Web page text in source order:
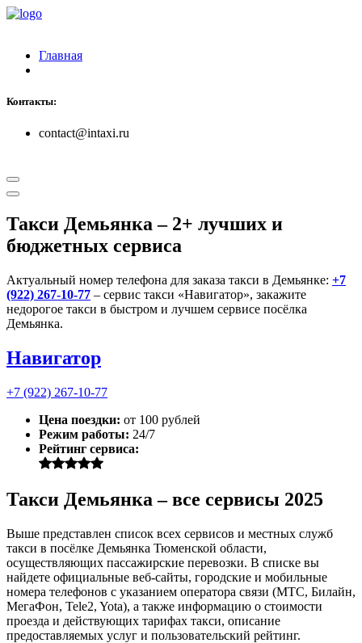
Главная
Контакты:
contact@intaxi.ru
Такси Демьянка– 2+ лучших и
бюджетных сервиса
Актуальный номер телефона для заказа такси в Демьянке: +7
(922) 267-10-77 – сервис такси «Навигатор», закажите
недорогое такси в быстром и лучшем сервисе посёлка
Демьянка.
Навигатор
+7 (922) 267-10-77
Цена поездки: от 100 рублей
Режим работы: 24/7
Рейтинг сервиса:
Такси Демьянка – все сервисы 2025
Выше представлен список всех сервисов и местных служб
такси в посёлке Демьянка Тюменской области,
осуществляющих пассажирские перевозки. В списке вы
найдете официальные веб-сайты, городские и мобильные
номера телефонов с указанием оператора связи (МТС, Билайн,
МегаФон, Tele2, Yota), а также информацию о стоимости
проезда и действующих тарифах такси, описание
предоставляемых услуг и пользовательский рейтинг.